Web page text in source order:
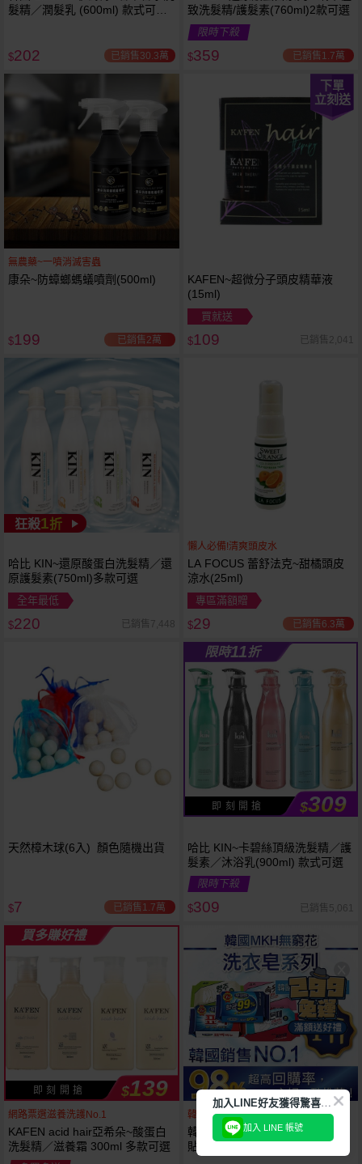
髮精／潤髮乳 (600ml) 款式可選
$202 已銷售30.3萬
致洗髮精/護髮素(760ml)2款可選
限時下殺
$359 已銷售1.7萬
無農藥~一噴消滅害蟲
康朵~防蟑螂螞蟻噴劑(500ml)
$199 已銷售2萬
下單
立刻送
KAFEN~超微分子頭皮精華液
(15ml)
買就送
$109 已銷售2,041
狂殺1折
哈比 KIN~還原酸蛋白洗髮精／還
原護髮素(750ml)多款可選
全年最低
$220 已銷售7,448
懶人必備!清爽頭皮水
LA FOCUS 蕾舒法克~甜橘頭皮
涼水(25ml)
專區滿額贈
$29 已銷售6.3萬
天然樟木球(6入) 顏色隨機出貨
$7 已銷售1.7萬
限時11折
即 刻 開 搶 $309
哈比 KIN~卡碧絲頂級洗髮精／護
髮素／沐浴乳(900ml) 款式可選
限時下殺
$309 已銷售5,061
買多賺好禮
即 刻 開 搶 $139
網路票選滋養洗護No.1
KAFEN acid hair亞希朵~酸蛋白
洗髮精／滋養霜 300ml 多款可選
韓國銷售第一天然品牌
韓國 無瓊花~抗菌洗衣皂／女性
貼身衣物去污皂／衣襪去污皂／
加
入LINE好友獲得驚喜折扣!
加入 LINE 帳號